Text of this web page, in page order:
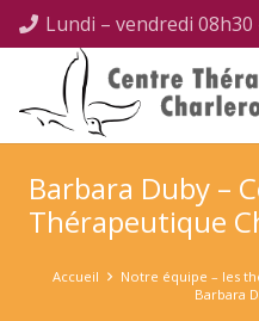
Lundi – vendredi 08h30
Barbara Duby –
Thérapeutique
Accueil
Notre équipe – les
Barbara